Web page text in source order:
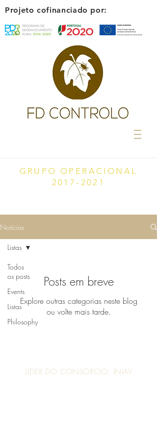
Projeto cofinanciado por:
GRUPO OPERACIONAL
2017-2021
Notícias
Todos
os posts
Events
Listas
Philosophy
Listas
Posts em breve
Explore outras categorias neste blog
ou volte mais tarde.
LÍDER DO CONSÓRCIO: INIAV